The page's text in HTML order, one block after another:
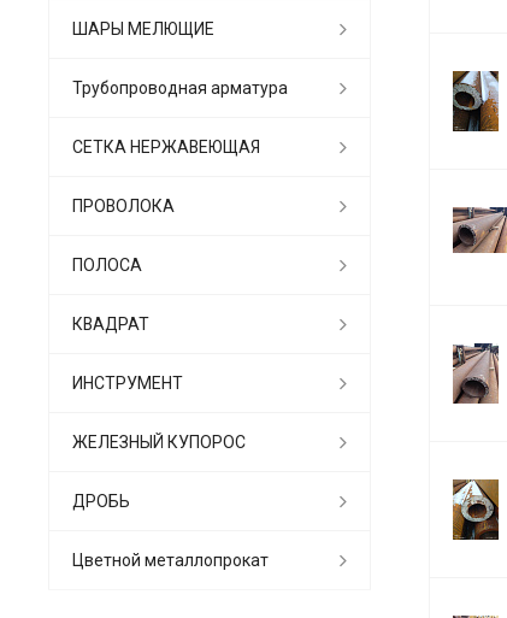
ШАРЫ МЕЛЮЩИЕ
Трубопроводная арматура
СЕТКА НЕРЖАВЕЮЩАЯ
ПРОВОЛОКА
ПОЛОСА
КВАДРАТ
ИНСТРУМЕНТ
ЖЕЛЕЗНЫЙ КУПОРОС
ДРОБЬ
Цветной металлопрокат